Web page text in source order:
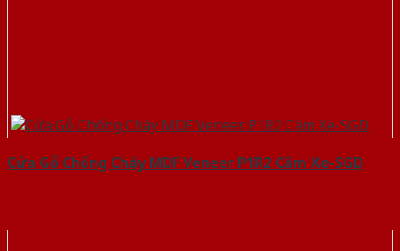
Cửa Gỗ Chống Cháy MDF Veneer P1R2 Căm Xe-SGD